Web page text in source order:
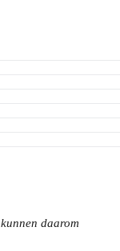
daarom